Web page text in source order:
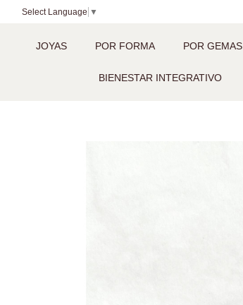
Select Language ▼
JOYAS POR FORMA POR GEMAS
BIENESTAR INTEGRATIVO